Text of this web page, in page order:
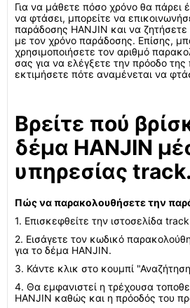
Για να μάθετε πόσο χρόνο θα πάρει
να φτάσει, μπορείτε να
παράδοσης HANJIN και να ζητήσετε
με τον χρόνο παράδοσης. Επίσης,
χρησιμοποιήσετε τον αριθμό
σας για να ελέγξετε την πρόοδο
εκτιμήσετε πότε αναμένεται να
Βρείτε πού
δέμα HANJIN
υπηρεσίας
Πώς να παρακολουθήσετε την
1. Επισκεφθείτε την ιστοσελίδα
2. Εισάγετε τον κωδικό
για το δέμα HANJIN.
3. Κάντε κλικ στο κουμπί
4. Θα εμφανιστεί η τρέχουσα
HANJIN καθώς και η πρόοδός του